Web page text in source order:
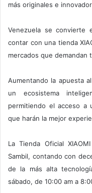
más originales e
Venezuela se convierte
contar con una tienda
mercados que demandan
Aumentando la apuesta
un ecosistema
permitiendo el acceso a
que harán la mejor
La Tienda Oficial
Sambil, contando con
de la más alta
sábado, de 10:00 am a